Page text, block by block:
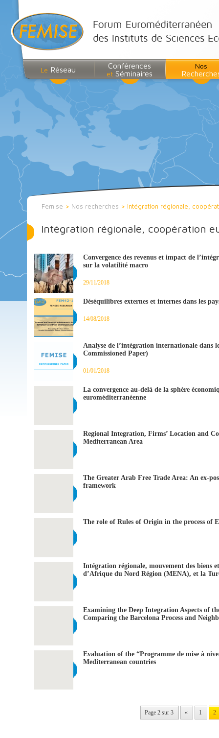
Le Réseau Conférences
et Séminaires
Nos
Femise > Nos recherches > Intégration régionale,
Intégration régionale, coopération
Convergence des revenus et impact de
sur la volatilité macro
29/11/2018
Déséquilibres externes et internes dans les
14/08/2018
Analyse de l’intégration internationale dans
Commissioned Paper)
01/01/2018
La convergence au-delà de la sphère
euroméditerranéenne
Regional Integration, Firms’ Location and
Mediterranean Area
The Greater Arab Free Trade Area: An ex-
framework
The role of Rules of Origin in the process of
Intégration régionale, mouvement des biens
d’Afrique du Nord Région (MENA), et la
Examining the Deep Integration Aspects of
Comparing the Barcelona Process and
Evaluation of the “Programme de mise à
Mediterranean countries
Page 2 sur 3 « 1 2